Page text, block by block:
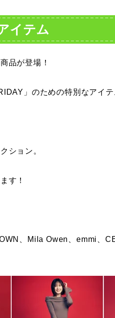
イテム
品が登場！
」のための特別なアイテ
ション。
す！
、Mila Owen、emmi、